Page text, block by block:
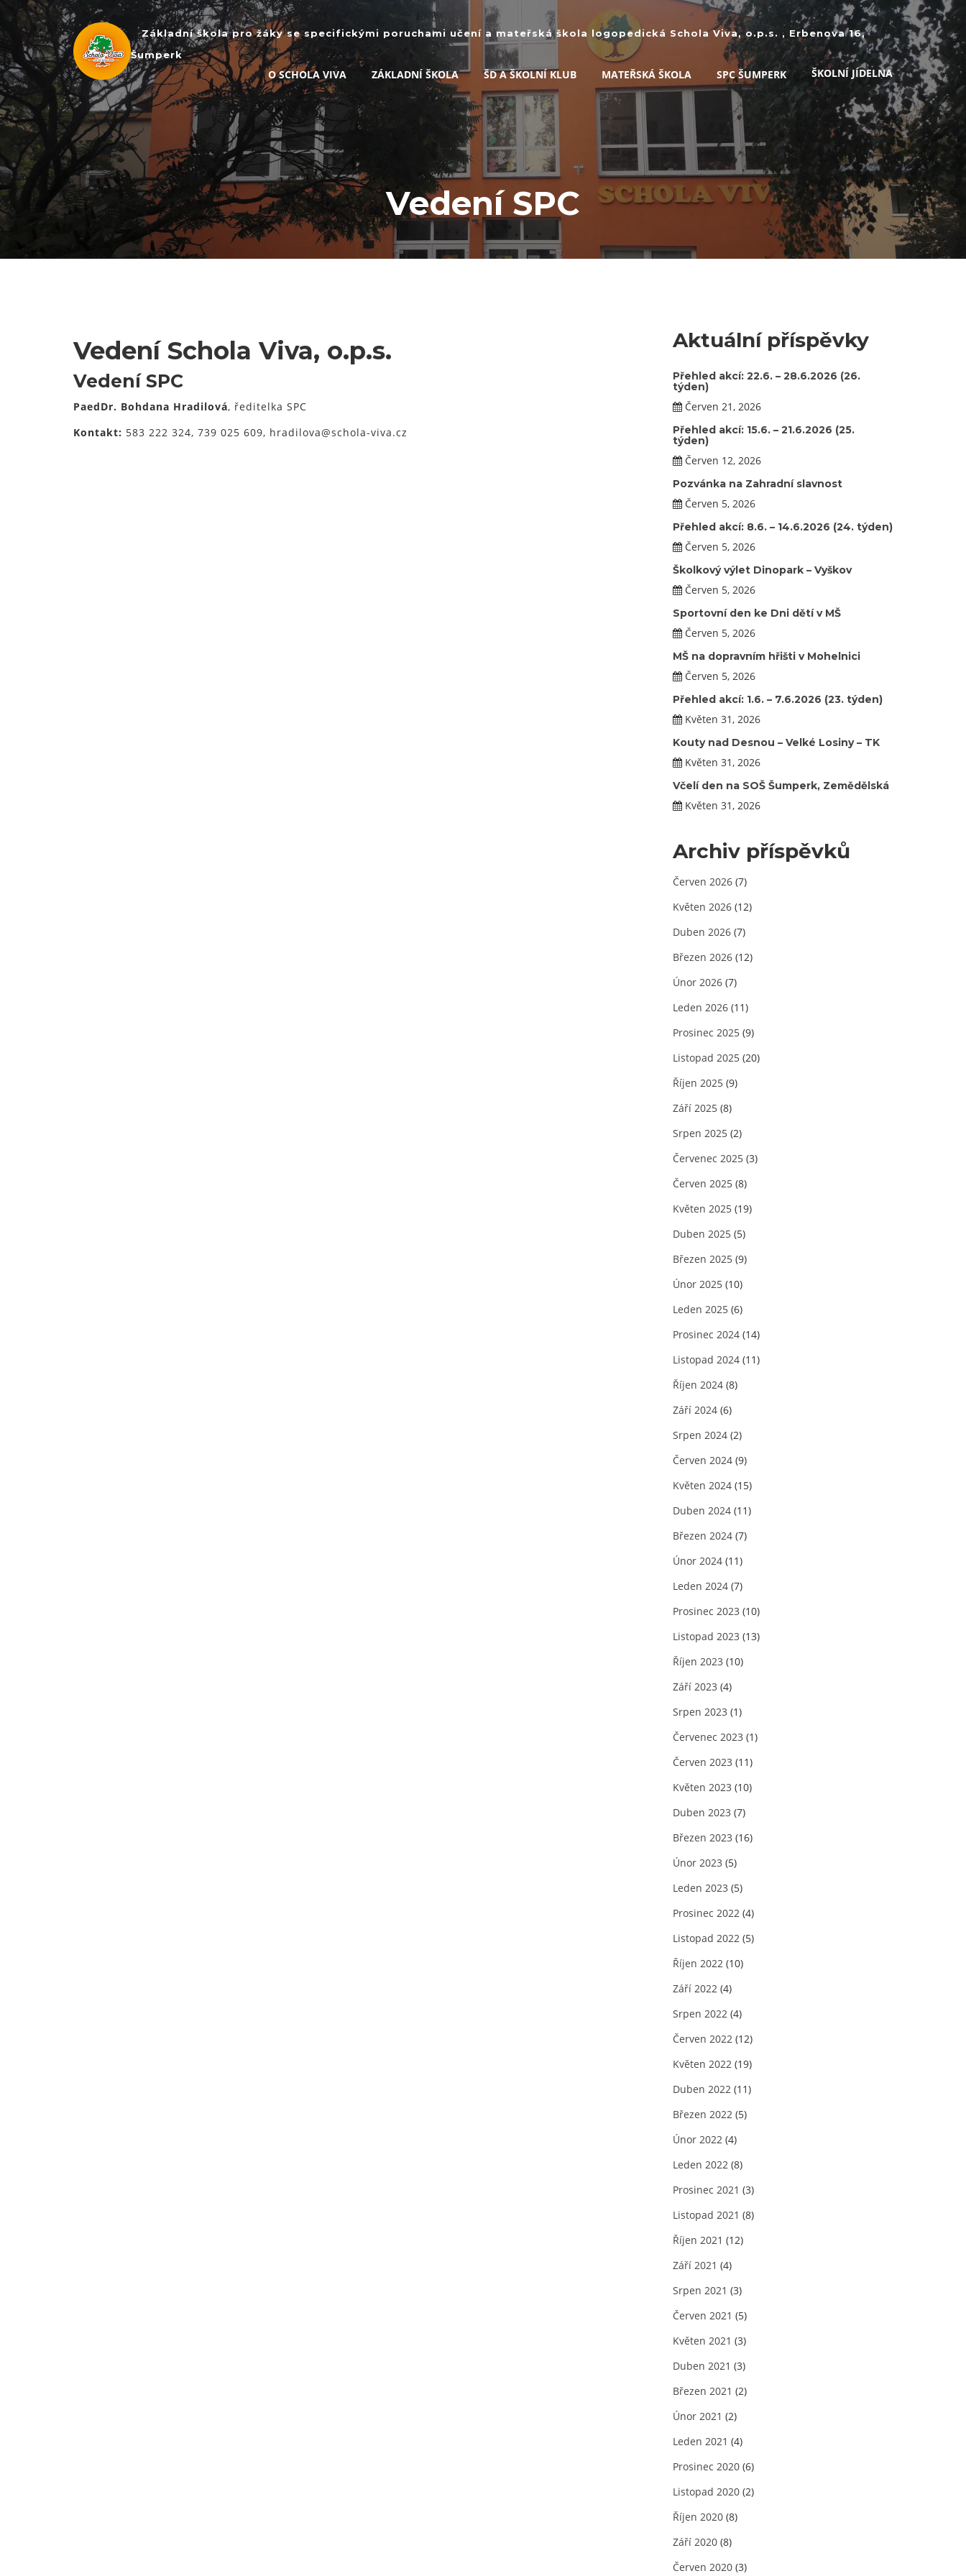
Základní škola pro žáky se specifickými poruchami učení a mateřská škola logopedická Schola Viva, o.p.s. , Erbenova 16,
Šumperk
O SCHOLA VIVA ZÁKLADNÍ ŠKOLA ŠD A ŠKOLNÍ KLUB MATEŘSKÁ ŠKOLA SPC ŠUMPERK ŠKOLNÍ JÍDELNA
Vedení SPC
Vedení Schola Viva, o.p.s.
Vedení SPC
PaedDr. Bohdana Hradilová, ředitelka SPC
Kontakt: 583 222 324, 739 025 609, hradilova@schola-viva.cz
Aktuální příspěvky
Přehled akcí: 22.6. – 28.6.2026 (26.
týden)
Červen 21, 2026
Přehled akcí: 15.6. – 21.6.2026 (25.
týden)
Červen 12, 2026
Pozvánka na Zahradní slavnost
Červen 5, 2026
Přehled akcí: 8.6. – 14.6.2026 (24. týden)
Červen 5, 2026
Školkový výlet Dinopark – Vyškov
Červen 5, 2026
Sportovní den ke Dni dětí v MŠ
Červen 5, 2026
MŠ na dopravním hřišti v Mohelnici
Červen 5, 2026
Přehled akcí: 1.6. – 7.6.2026 (23. týden)
Květen 31, 2026
Kouty nad Desnou – Velké Losiny – TK
Květen 31, 2026
Včelí den na SOŠ Šumperk, Zemědělská
Květen 31, 2026
Archiv příspěvků
Červen 2026 (7)
Květen 2026 (12)
Duben 2026 (7)
Březen 2026 (12)
Únor 2026 (7)
Leden 2026 (11)
Prosinec 2025 (9)
Listopad 2025 (20)
Říjen 2025 (9)
Září 2025 (8)
Srpen 2025 (2)
Červenec 2025 (3)
Červen 2025 (8)
Květen 2025 (19)
Duben 2025 (5)
Březen 2025 (9)
Únor 2025 (10)
Leden 2025 (6)
Prosinec 2024 (14)
Listopad 2024 (11)
Říjen 2024 (8)
Září 2024 (6)
Srpen 2024 (2)
Červen 2024 (9)
Květen 2024 (15)
Duben 2024 (11)
Březen 2024 (7)
Únor 2024 (11)
Leden 2024 (7)
Prosinec 2023 (10)
Listopad 2023 (13)
Říjen 2023 (10)
Září 2023 (4)
Srpen 2023 (1)
Červenec 2023 (1)
Červen 2023 (11)
Květen 2023 (10)
Duben 2023 (7)
Březen 2023 (16)
Únor 2023 (5)
Leden 2023 (5)
Prosinec 2022 (4)
Listopad 2022 (5)
Říjen 2022 (10)
Září 2022 (4)
Srpen 2022 (4)
Červen 2022 (12)
Květen 2022 (19)
Duben 2022 (11)
Březen 2022 (5)
Únor 2022 (4)
Leden 2022 (8)
Prosinec 2021 (3)
Listopad 2021 (8)
Říjen 2021 (12)
Září 2021 (4)
Srpen 2021 (3)
Červen 2021 (5)
Květen 2021 (3)
Duben 2021 (3)
Březen 2021 (2)
Únor 2021 (2)
Leden 2021 (4)
Prosinec 2020 (6)
Listopad 2020 (2)
Říjen 2020 (8)
Září 2020 (8)
Červen 2020 (3)